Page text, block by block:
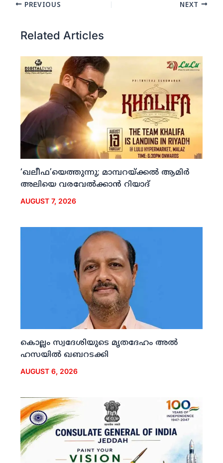
PREVIOUS NEXT
Related Articles
‘ഖലീഫ’യെത്തുന്നു; മാമ്പറയ്ക്കല്‍ ആമിര്‍
അലിയെ വരവേല്‍ക്കാന്‍ റിയാദ്
AUGUST 7, 2026
കൊല്ലം സ്വദേശിയുടെ മൃതദേഹം അല്‍
ഹസയില്‍ ഖബറടക്കി
AUGUST 6, 2026